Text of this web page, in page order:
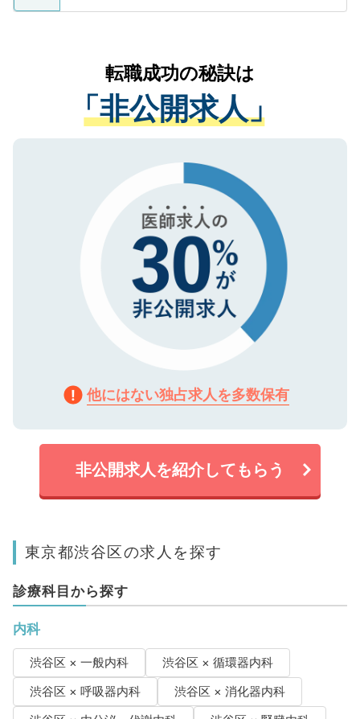
ているすべての個人データはご本人の許可
は、個人情報の取り扱いについての厳密な
管理基準を満たした事業者のみに付与され
る、プライバシーマークを取得済みです。
ご登録いただいた個人情報は、SSL（デー
で、機密保持に関してもご安心ください。
かがいして、現在の医療機関の状況や紹介
経験をまじえながら、適切なアドバイスを
させていただきます。すぐにご転職をされ
ない方には、長期的なサポートが可能です
ので、まずはご登録ください。
転職成功の秘訣は
「非公開求人」
他にはない独占求人を多数保有
非公開求人を紹介してもらう
東京都渋谷区の求人を探す
診療科目から探す
内科
渋谷区 × 一般内科
渋谷区 × 循環器内科
渋谷区 × 呼吸器内科
渋谷区 × 消化器内科